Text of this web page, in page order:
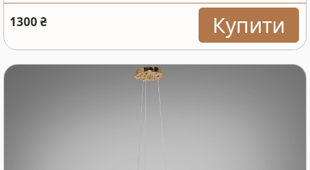
1300 ₴ Купити